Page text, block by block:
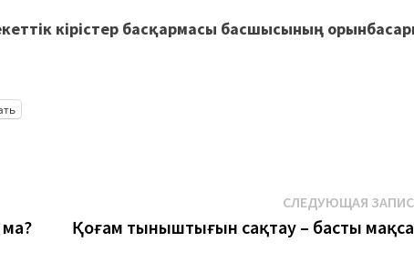
кірістер басқармасы басшысының
СЛЕДУЮЩАЯ
Қоғам тыныштығын сақтау – басты